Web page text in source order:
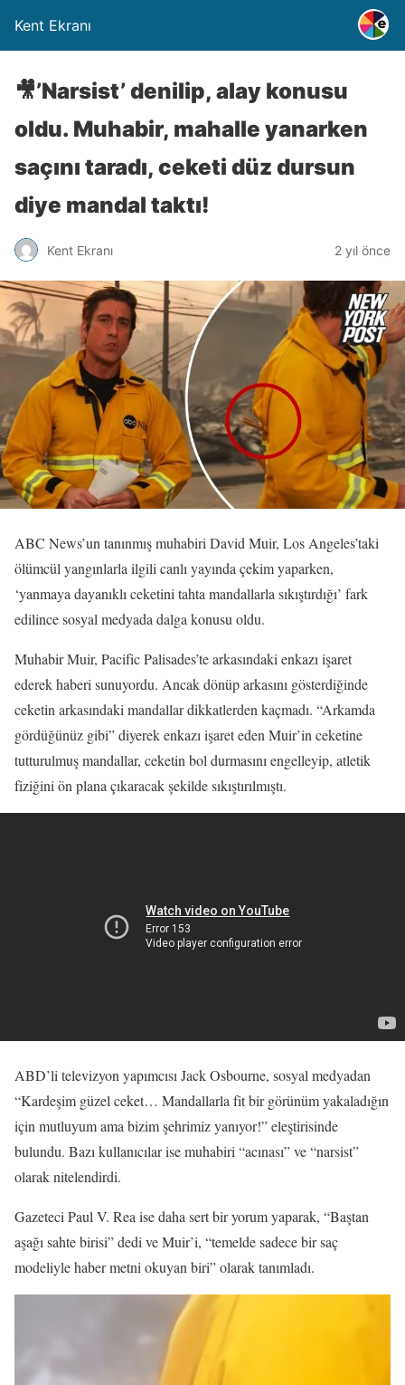
Kent Ekranı
🎥’Narsist’ denilip, alay konusu
oldu. Muhabir, mahalle yanarken
saçını taradı, ceketi düz dursun
diye mandal taktı!
Kent Ekranı 2 yıl önce
ABC News’un tanınmış muhabiri David Muir, Los Angeles’taki
ölümcül yangınlarla ilgili canlı yayında çekim yaparken,
‘yanmaya dayanıklı ceketini tahta mandallarla sıkıştırdığı’ fark
edilince sosyal medyada dalga konusu oldu.
Muhabir Muir, Pacific Palisades’te arkasındaki enkazı işaret
ederek haberi sunuyordu. Ancak dönüp arkasını gösterdiğinde
ceketin arkasındaki mandallar dikkatlerden kaçmadı. “Arkamda
gördüğünüz gibi” diyerek enkazı işaret eden Muir’in ceketine
tutturulmuş mandallar, ceketin bol durmasını engelleyip, atletik
fiziğini ön plana çıkaracak şekilde sıkıştırılmıştı.
ABD’li televizyon yapımcısı Jack Osbourne, sosyal medyadan
“Kardeşim güzel ceket… Mandallarla fit bir görünüm yakaladığın
için mutluyum ama bizim şehrimiz yanıyor!” eleştirisinde
bulundu. Bazı kullanıcılar ise muhabiri “acınası” ve “narsist”
olarak nitelendirdi.
Gazeteci Paul V. Rea ise daha sert bir yorum yaparak, “Baştan
aşağı sahte birisi” dedi ve Muir’i, “temelde sadece bir saç
modeliyle haber metni okuyan biri” olarak tanımladı.